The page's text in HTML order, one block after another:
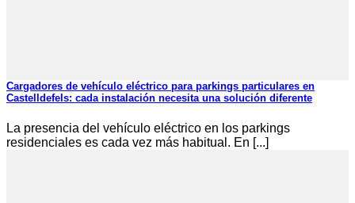
Cargadores de vehículo eléctrico para parkings particulares en
Castelldefels: cada instalación necesita una solución diferente
La presencia del vehículo eléctrico en los parkings
residenciales es cada vez más habitual. En [...]